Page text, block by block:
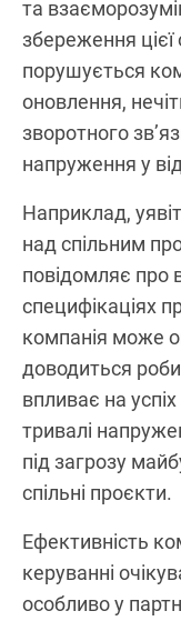
та
збереження
порушується
оновлення,
зворотного
напруження у
Наприклад,
над спільним
повідомляє про
специфікаціях
компанія може
доводиться
впливає на
тривалі
під загрозу
спільні проєкти.
Ефективність
керуванні
особливо у